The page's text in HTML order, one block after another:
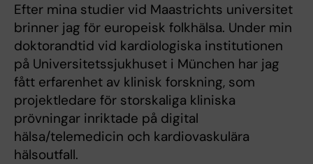
Efter mina studier vid Maastrichts universitet
brinner jag för europeisk folkhälsa. Under min
doktorandtid vid kardiologiska institutionen
på Universitetssjukhuset i München har jag
fått erfarenhet av klinisk forskning, som
projektledare för storskaliga kliniska
prövningar inriktade på digital
hälsa/telemedicin och kardiovaskulära
hälsoutfall.